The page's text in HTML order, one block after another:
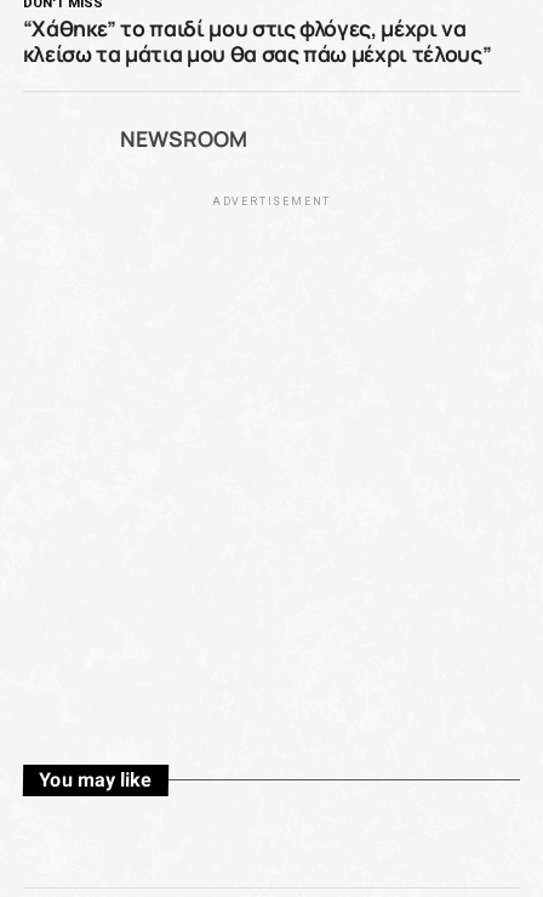
“Χάθηκε” το παιδί μου στις φλόγες, μέχρι να
κλείσω τα μάτια μου θα σας πάω μέχρι τέλους”
NEWSROOM
ADVERTISEMENT
You may like